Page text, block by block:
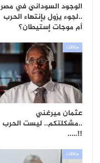
الوجود السوداني في مصر
..لجوء يزول بإنتهاء الحرب
أم موجات إستيطان؟
مقالات
عثمان ميرغني
..مشكلتكم.. ليست الحرب
!!…..
مقالات